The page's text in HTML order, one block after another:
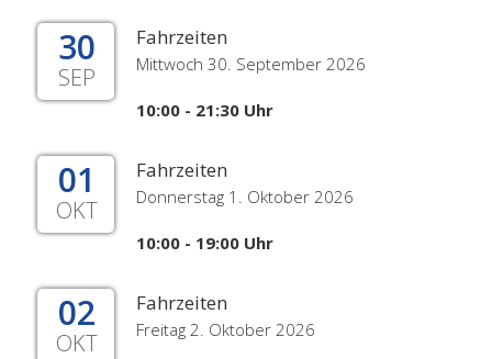
30
SEP
Fahrzeiten
Mittwoch 30. September 2026
10:00 - 21:30 Uhr
01
OKT
Fahrzeiten
Donnerstag 1. Oktober 2026
10:00 - 19:00 Uhr
02
OKT
Fahrzeiten
Freitag 2. Oktober 2026